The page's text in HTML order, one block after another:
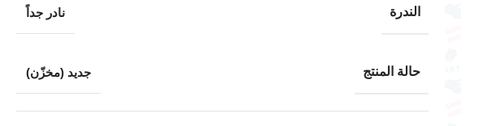
الندرة نادر جداً
حالة المنتج جديد (مخزّن)